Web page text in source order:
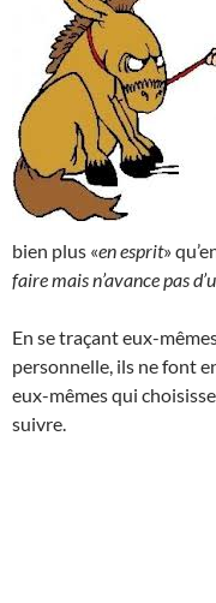
bien plus «en esprit»
faire mais n’avance pas
En se traçant eux-
personnelle, ils ne font
eux-mêmes qui
suivre.